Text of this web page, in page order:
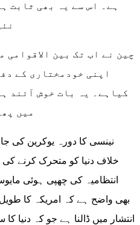
ہے۔ اس سے یہ بھی ثابت
چین نے اب تک بین الاقوامی
اپنی خودمختاری کے
کیاہے۔ یہ بات خوش آئند
میں
نینسی کا دورہ یوکرین کی
خلاف دنیا کو متحرک کرنے کی
انتظامیہ کی چھپی ہوئی
بھی واضح ہے کہ امریکہ کا
انتشار میں ڈالنا ہے جو کہ دنیا